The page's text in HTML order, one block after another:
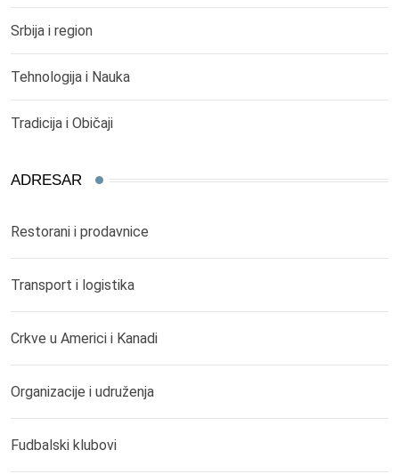
Srbija i region
Tehnologija i Nauka
Tradicija i Običaji
ADRESAR
Restorani i prodavnice
Transport i logistika
Crkve u Americi i Kanadi
Organizacije i udruženja
Fudbalski klubovi